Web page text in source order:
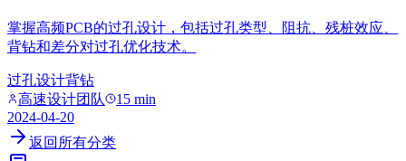
掌握高频PCB的过孔设计，包括过孔类型、阻抗、残桩效应、
背钻和差分对过孔优化技术。
过孔设计背钻
高速设计团队
15 min
2024-04-20
返回所有分类